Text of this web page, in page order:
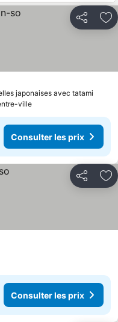
Partager
japonaises avec tatami
ville
Consulter les prix
Partager
Consulter les prix